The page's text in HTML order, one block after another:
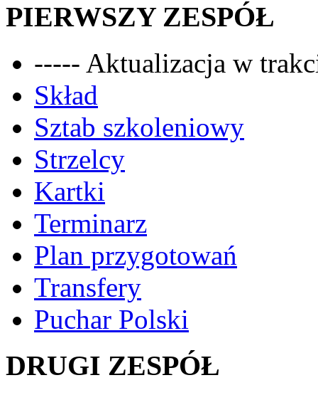
PIERWSZY ZESPÓŁ
----- Aktualizacja w
Skład
Sztab szkoleniowy
Strzelcy
Kartki
Terminarz
Plan przygotowań
Transfery
Puchar Polski
DRUGI ZESPÓŁ